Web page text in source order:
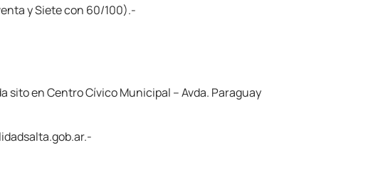
y Siete con 60/100).-
sito en Centro Cívico Municipal – Avda. Paraguay